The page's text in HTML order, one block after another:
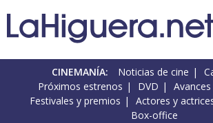
CINEMANÍA: Noticias de cine
Próximos estrenos
DVD Avances
Festivales y premios
Actores y
Box-office